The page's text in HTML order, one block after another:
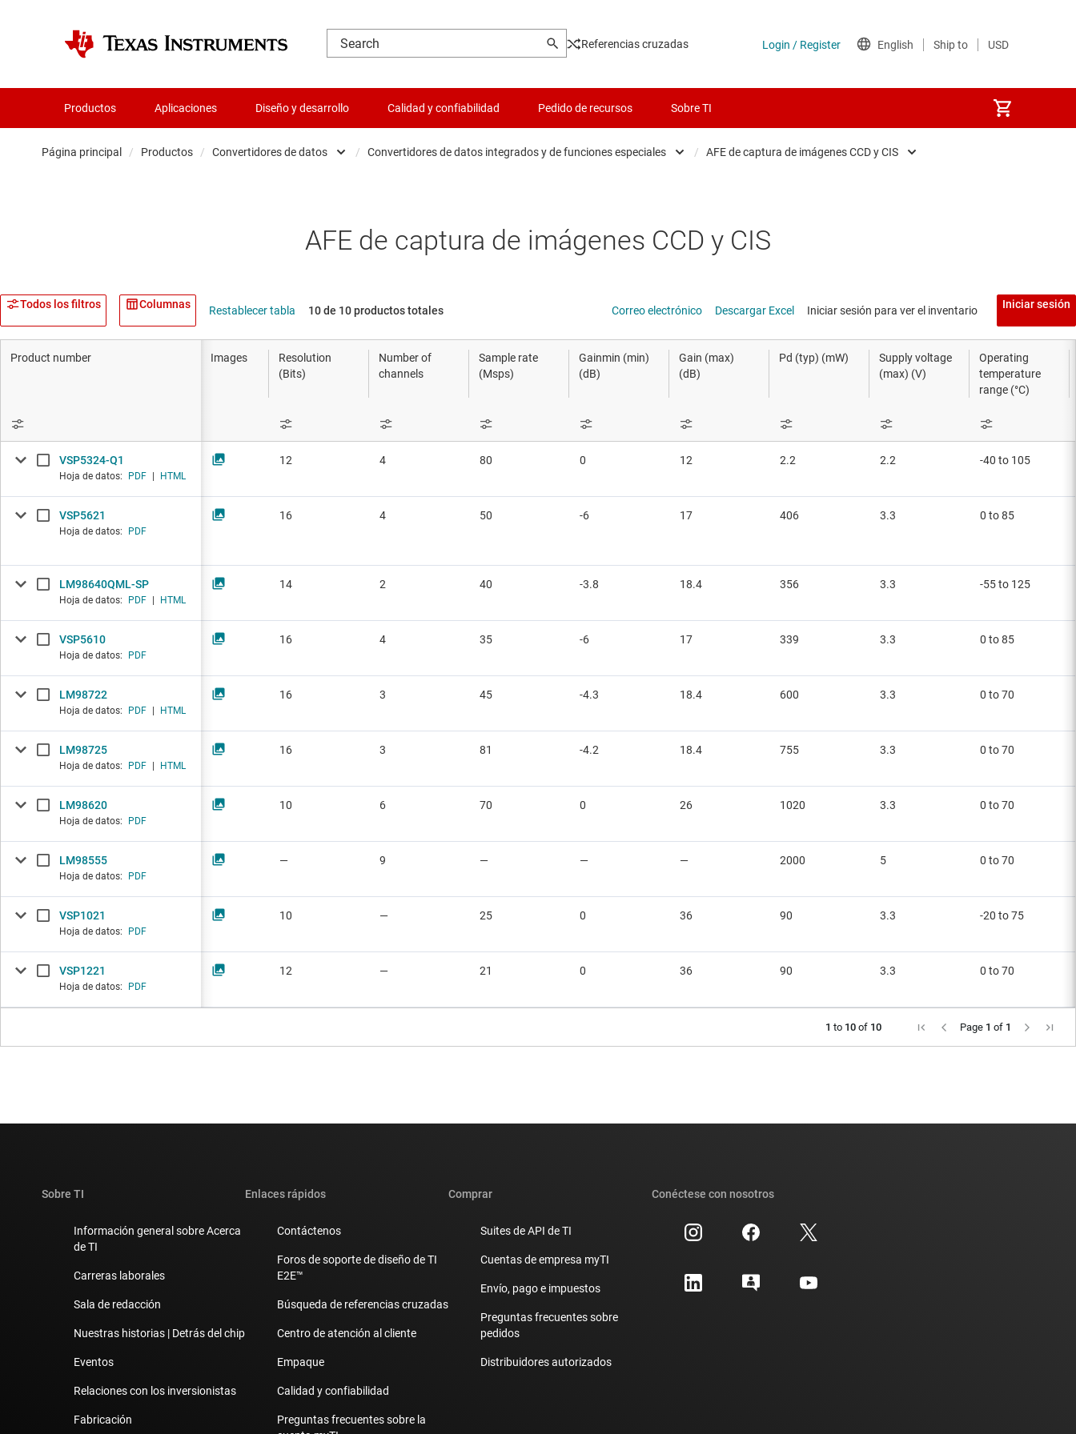
Referencias cruzadas
Productos Aplicaciones Diseño y desarrollo Calidad y confiabilidad Pedido de recursos Sobre TI
Página principal / Productos / Convertidores de datos
Productos DLP
Controladores para motores
Sensores
Interruptores y multiplexores
/ Convertidores de datos integrados y de funciones especiales
Convertidores digital-analógicos (DAC)
/ AFE de captura de imágenes CCD y CIS
AFE de captura de imágenes CCD y CIS
Todos los filtros Columnas Restablecer tabla 10 de 10 productos totales Correo electrónico Descargar Excel Iniciar sesión para ver el inventario Iniciar sesión
Product number
Resolution
(Bits)
Sample rate
(Msps)
Number of
channels
Operating
temperature
range (°C)
Images
Gainmin (min)
(dB)
Gain (max)
(dB)
Pd (typ) (mW)
Supply voltage
(max) (V)
VSP5324-Q1
Hoja de datos: PDF HTML
VSP5621
Hoja de datos: PDF
LM98640QML-SP
Hoja de datos: PDF HTML
VSP5610
Hoja de datos: PDF
LM98722
Hoja de datos: PDF HTML
LM98725
Hoja de datos: PDF HTML
LM98620
Hoja de datos: PDF
LM98555
Hoja de datos: PDF
VSP1021
Hoja de datos: PDF
VSP1221
Hoja de datos: PDF
12 4 80 0 12 2.2 2.2 -40 to 105
16 4 50 -6 17 406 3.3 0 to 85
14 2 40 -3.8 18.4 356 3.3 -55 to 125
16 4 35 -6 17 339 3.3 0 to 85
16 3 45 -4.3 18.4 600 3.3 0 to 70
16 3 81 -4.2 18.4 755 3.3 0 to 70
10 6 70 0 26 1020 3.3 0 to 70
— 9 — — — 2000 5 0 to 70
10 — 25 0 36 90 3.3 -20 to 75
12 — 21 0 36 90 3.3 0 to 70
1 to 10 of 10 Page 1 of 1
Sobre TI
Información general sobre Acerca
de TI
Carreras laborales
Sala de redacción
Nuestras historias | Detrás del chip
Eventos
Relaciones con los inversionistas
Fabricación
Enlaces rápidos
Contáctenos
Foros de soporte de diseño de TI
E2E™
Búsqueda de referencias cruzadas
Centro de atención al cliente
Empaque
Calidad y confiabilidad
Preguntas frecuentes sobre la
Comprar
Suites de API de TI
Cuentas de empresa myTI
Envío, pago e impuestos
Preguntas frecuentes sobre
pedidos
Distribuidores autorizados
Conéctese con nosotros